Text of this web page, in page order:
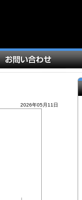
2026年05月11日